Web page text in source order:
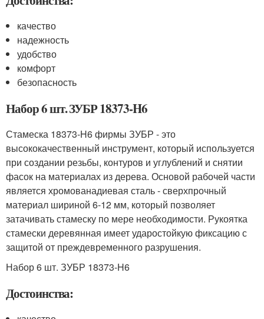
качество
надежность
удобство
комфорт
безопасность
Набор 6 шт. ЗУБР 18373-H6
Стамеска 18373-H6 фирмы ЗУБР - это
высококачественный инструмент, который используется
при создании резьбы, контуров и углублений и снятии
фасок на материалах из дерева. Основой рабочей части
является хромованадиевая сталь - сверхпрочный
материал шириной 6-12 мм, который позволяет
затачивать стамеску по мере необходимости. Рукоятка
стамески деревянная имеет ударостойкую фиксацию с
защитой от преждевременного разрушения.
Набор 6 шт. ЗУБР 18373-H6
Достоинства: